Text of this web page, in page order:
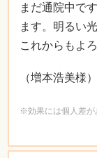
まだ通院中で
ます。明るい
これからもよ
（増本浩美様）
※効果には個人差が